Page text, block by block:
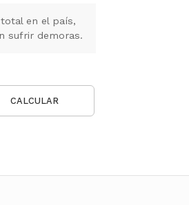
en el país,
sufrir demoras.
CALCULAR